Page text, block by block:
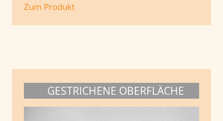
Zum Produkt
GESTRICHENE OBERFLÄCHE